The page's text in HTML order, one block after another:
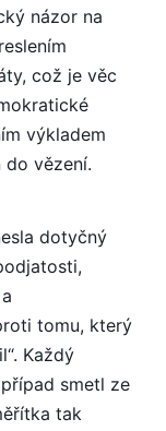
názor na
což je věc
výkladem
do vězení.
dotyčný
tomu, který
Každý
smetl ze
tak